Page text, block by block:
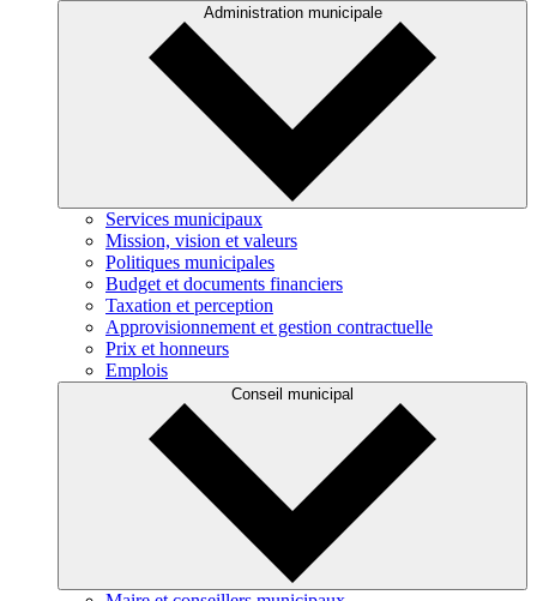
Administration municipale
Services municipaux
Mission, vision et valeurs
Politiques municipales
Budget et documents financiers
Taxation et perception
Approvisionnement et gestion contractuelle
Prix et honneurs
Emplois
Conseil municipal